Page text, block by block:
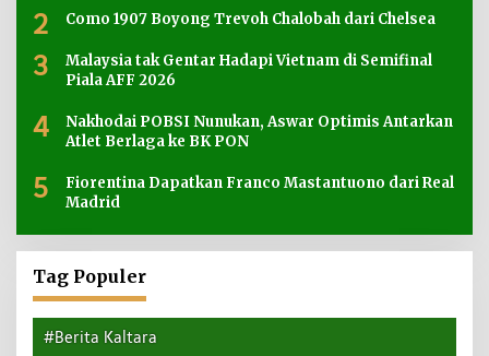
2 Como 1907 Boyong Trevoh Chalobah dari Chelsea
3
Malaysia tak Gentar Hadapi Vietnam di Semifinal
Piala AFF 2026
4
Nakhodai POBSI Nunukan, Aswar Optimis Antarkan
Atlet Berlaga ke BK PON
5
Fiorentina Dapatkan Franco Mastantuono dari Real
Madrid
Tag Populer
#Berita Kaltara